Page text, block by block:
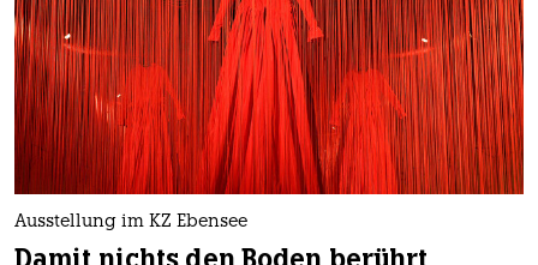
fragen & hilfe
unterstützen
abo
genossenschaft
Ausstellung im KZ Ebensee